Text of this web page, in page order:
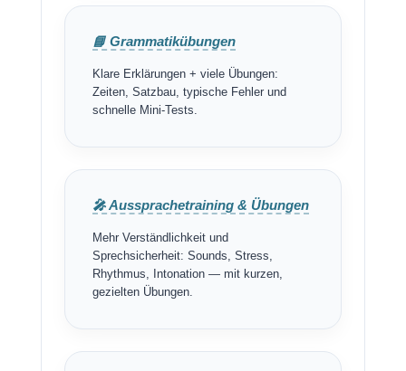
📘 Grammatikübungen
Klare Erklärungen + viele Übungen:
Zeiten, Satzbau, typische Fehler und
schnelle Mini-Tests.
🎤 Aussprachetraining & Übungen
Mehr Verständlichkeit und
Sprechsicherheit: Sounds, Stress,
Rhythmus, Intonation — mit kurzen,
gezielten Übungen.